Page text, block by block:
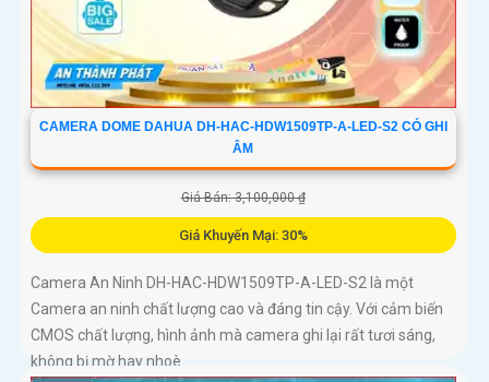
CAMERA DOME DAHUA DH-HAC-HDW1509TP-A-LED-S2 CÓ GHI
ÂM
Giá Bán: 3,100,000 ₫
Giá Khuyến Mại: 30%
Camera An Ninh DH-HAC-HDW1509TP-A-LED-S2 là một
Camera an ninh chất lượng cao và đáng tin cậy. Với cảm biến
CMOS chất lượng, hình ảnh mà camera ghi lại rất tươi sáng,
không bị mờ hay nhoè